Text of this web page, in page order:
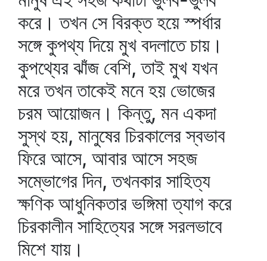
করে। তখন সে বিরক্ত হয়ে স্পর্ধার
সঙ্গে কুপথ্য দিয়ে মুখ বদলাতে চায়।
কুপথ্যের ঝাঁজ বেশি, তাই মুখ যখন
মরে তখন তাকেই মনে হয় ভোজের
চরম আয়োজন। কিন্তু, মন একদা
সুস্থ হয়, মানুষের চিরকালের স্বভাব
ফিরে আসে, আবার আসে সহজ
সম্ভোগের দিন, তখনকার সাহিত্য
ক্ষণিক আধুনিকতার ভঙ্গিমা ত্যাগ করে
চিরকালীন সাহিত্যের সঙ্গে সরলভাবে
মিশে যায়।